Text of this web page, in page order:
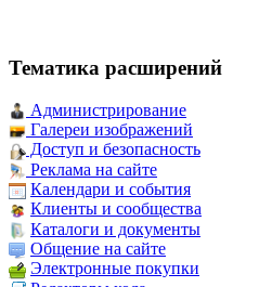
Тематика расширений
Администрирование
Галереи изображений
Доступ и безопасность
Реклама на сайте
Календари и события
Клиенты и сообщества
Каталоги и документы
Общение на сайте
Электронные покупки